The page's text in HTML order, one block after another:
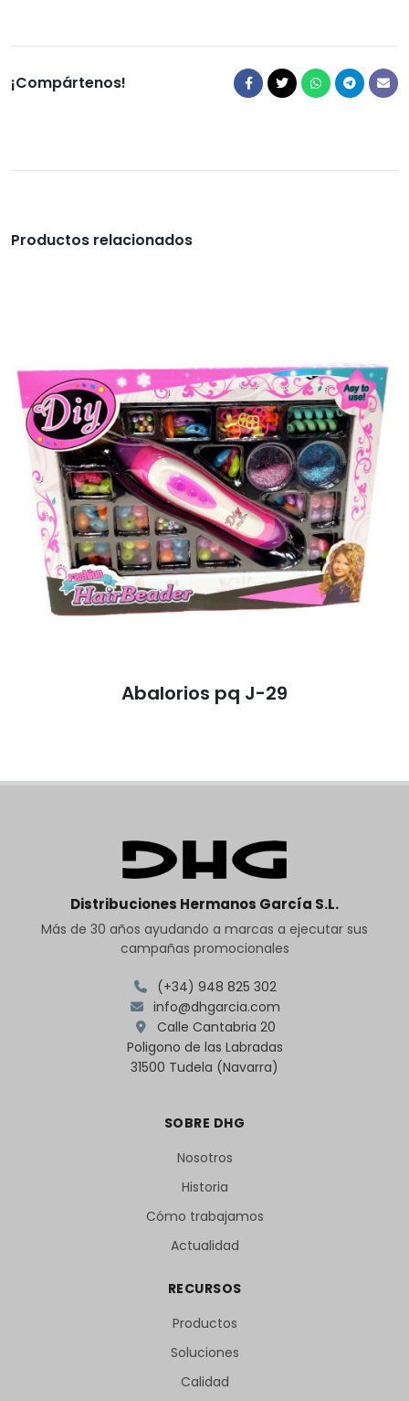
¡Compártenos!
Productos relacionados
Abalorios pq J-29
Distribuciones Hermanos García S.L.
Más de 30 años ayudando a marcas a ejecutar sus
campañas promocionales
(+34) 948 825 302
info@dhgarcia.com
Calle Cantabria 20
Poligono de las Labradas
31500 Tudela (Navarra)
SOBRE DHG
Nosotros
Historia
Cómo trabajamos
Actualidad
RECURSOS
Productos
Soluciones
Calidad